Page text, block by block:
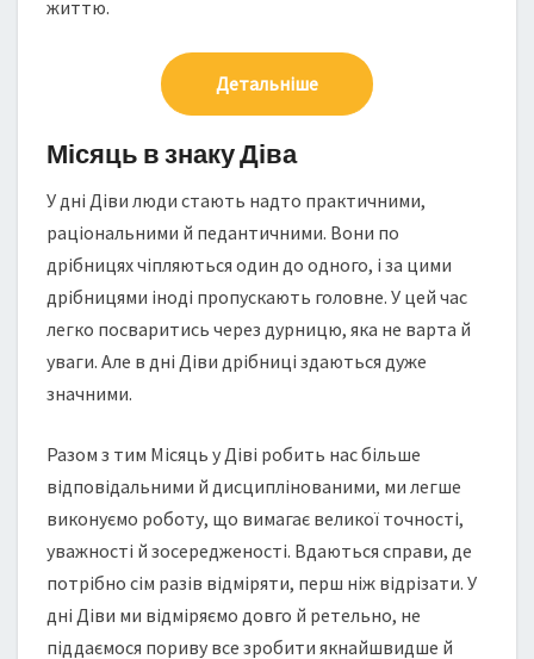
життю.
Детальніше
Місяць в знаку Діва
У дні Діви люди стають надто практичними,
раціональними й педантичними. Вони по
дрібницях чіпляються один до одного, і за цими
дрібницями іноді пропускають головне. У цей час
легко посваритись через дурницю, яка не варта й
уваги. Але в дні Діви дрібниці здаються дуже
значними.
Разом з тим Місяць у Діві робить нас більше
відповідальними й дисциплінованими, ми легше
виконуємо роботу, що вимагає великої точності,
уважності й зосередженості. Вдаються справи, де
потрібно сім разів відміряти, перш ніж відрізати. У
дні Діви ми відміряємо довго й ретельно, не
піддаємося пориву все зробити якнайшвидше й